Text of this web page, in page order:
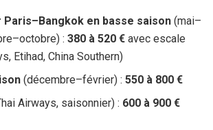
en basse saison (mai–
:380 à520 € avec escale
Etihad, China Southern)
(décembre–février) :550 à 800 €
Airways, saisonnier) : 600 à 900 €